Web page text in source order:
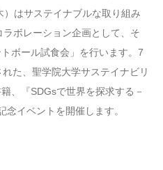
はサステイナブルな取り組み
ボレーション企画として、そ
ボール試食会」を行います。7
た、聖学院大学サステイナビリ
、『SDGsで世界を探求する－
イベントを開催します。